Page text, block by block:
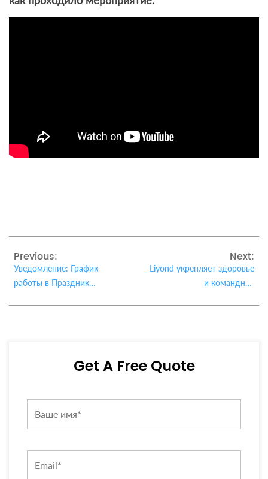
Previous:
Уведомление: График
работы в Праздник
Next:
Liyond укрепляет здоровье
и командное
Get A Free Quote